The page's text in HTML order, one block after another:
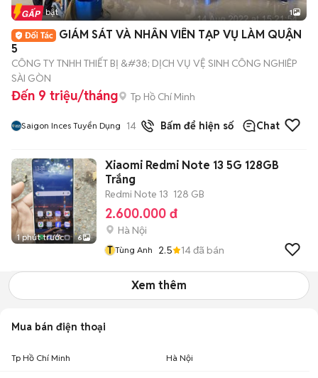
Tin nổi bật 1
GIÁM SÁT VÀ NHÂN VIÊN TẠP VỤ LÀM QUẬN
5
CÔNG TY TNHH THIẾT BỊ &#38; DỊCH VỤ VỆ SINH CÔNG NGHIÊP
SÀI GÒN
Đến 9 triệu/tháng Tp Hồ Chí Minh
Saigon Inces Tuyển Dụng 14 đã bánBấm để hiện số Chat
1 phút trước 6
Xiaomi Redmi Note 13 5G 128GB
Trắng
Redmi Note 13 128 GB
2.600.000 đ
Hà Nội
T Tùng Anh 2.5 14đã bán
Xem thêm
Mua bán điện thoại
Tp Hồ Chí Minh Hà Nội